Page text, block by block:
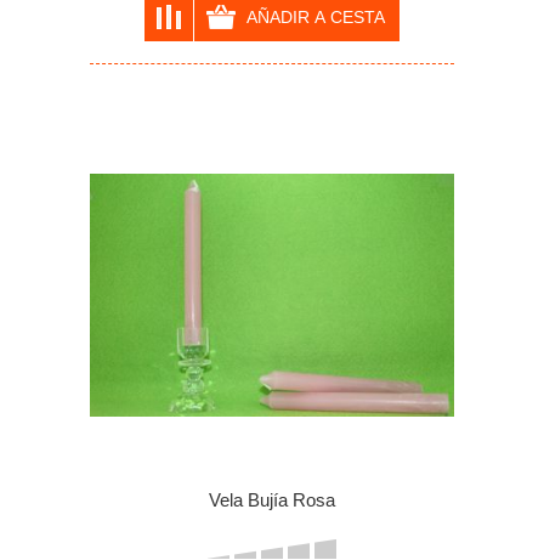
Vela Bujía Rosa